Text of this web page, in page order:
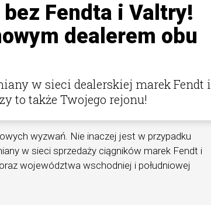
Fendta i Valtry!
dealerem obu
w sieci dealerskiej marek Fendt i
to także Twojego rejonu!
wyzwań. Nie inaczej jest w przypadku
w sieci sprzedaży ciągników marek Fendt i
województwa wschodniej i południowej